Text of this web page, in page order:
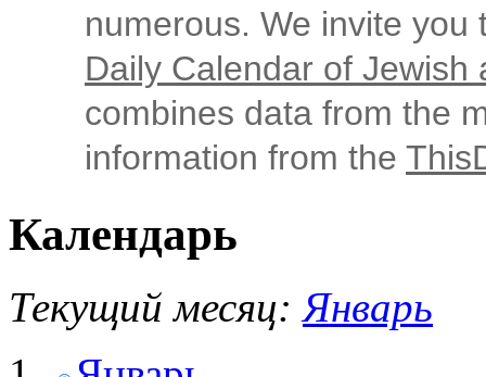
numerous. We invite
Daily Calendar of Jewish
combines data from the
information from the
Календарь
Текущий месяц: Январь